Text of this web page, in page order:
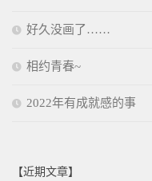
好久没画了……
相约青春~
2022年有成就感的事
【近期文章】